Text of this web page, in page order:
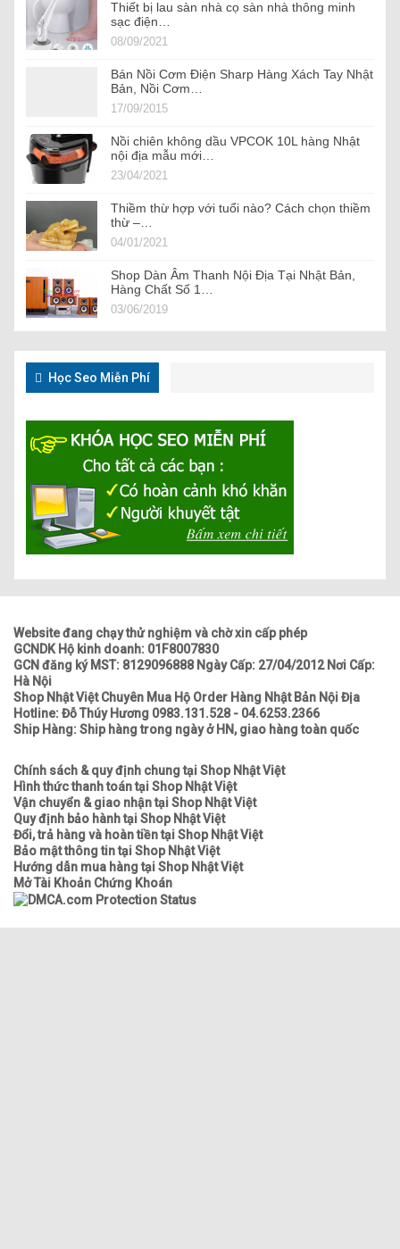
Thiết bị lau sàn nhà cọ sàn nhà thông minh
sạc điện…
08/09/2021
Bán Nồi Cơm Điện Sharp Hàng Xách Tay Nhật
Bản, Nồi Cơm…
17/09/2015
Nồi chiên không dầu VPCOK 10L hàng Nhật
nội địa mẫu mới…
23/04/2021
Thiềm thừ hợp với tuổi nào? Cách chọn thiềm
thừ –…
04/01/2021
Shop Dàn Âm Thanh Nội Địa Tại Nhật Bản,
Hàng Chất Số 1…
03/06/2019
Học Seo Miễn Phí
Website đang chạy thử nghiệm và chờ xin cấp phép
GCNDK Hộ kinh doanh: 01F8007830
GCN đăng ký MST: 8129096888 Ngày Cấp: 27/04/2012 Nơi Cấp:
Hà Nội
Shop Nhật Việt Chuyên Mua Hộ Order Hàng Nhật Bản Nội Địa
Hotline: Đỗ Thúy Hương 0983.131.528 - 04.6253.2366
Ship Hàng: Ship hàng trong ngày ở HN, giao hàng toàn quốc
Chính sách & quy định chung tại Shop Nhật Việt
Hình thức thanh toán tại Shop Nhật Việt
Vận chuyển & giao nhận tại Shop Nhật Việt
Quy định bảo hành tại Shop Nhật Việt
Đổi, trả hàng và hoàn tiền tại Shop Nhật Việt
Bảo mật thông tin tại Shop Nhật Việt
Hướng dẫn mua hàng tại Shop Nhật Việt
Mở Tài Khoản Chứng Khoán